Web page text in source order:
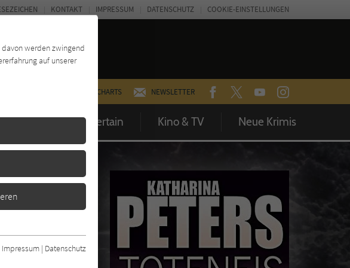
CHARTS NEWSLETTER FACEBOOKTWITTERYOUTUBEINSTAGRAM
Magazin Entertain Kino & TV Neue Krimis
KONTAKT IMPRESSUM DATENSCHUTZ COOKIE-EINSTELLUNGEN
werden zwingend
auf unserer
der Webseite
Impressum | Datenschutz